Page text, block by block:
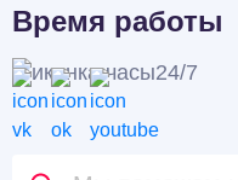
Время работы
24/7